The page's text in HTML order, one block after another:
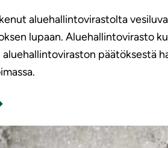
aluehallintovirastolta
lupaan. Aluehallintovirasto
päätöksestä